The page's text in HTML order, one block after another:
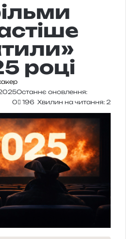
році
Останнє оновлення:
0 196 Хвилин на читання: 2